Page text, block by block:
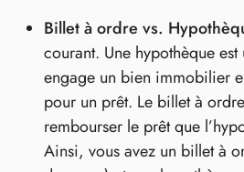
Billet à ordre vs.
courant. Une hypothèque
engage un bien immobilier
pour un prêt. Le billet à
rembourser le prêt que
Ainsi, vous avez un billet à